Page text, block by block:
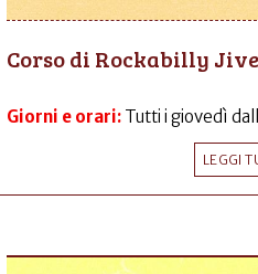
Corso di Rockabilly
Giorni e orari: Tutti i giovedì
LEGGI